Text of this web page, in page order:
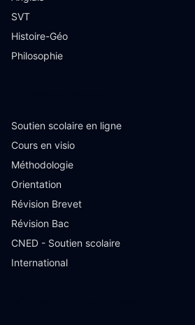
SVT
Histoire-Géo
Philosophie
Soutien scolaire en ligne
Cours en visio
Méthodologie
Orientation
Révision Brevet
Révision Bac
CNED - Soutien scolaire
International